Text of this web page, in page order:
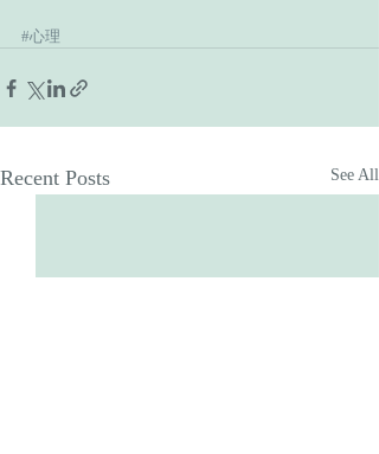
#心理
Recent Posts See All